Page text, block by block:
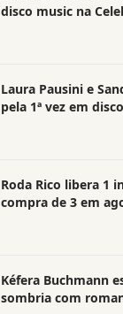
disco music na
Laura Pausini e
pela 1ª vez em disco
Roda Rico libera 1
compra de 3 em
Kéfera Buchmann
sombria com